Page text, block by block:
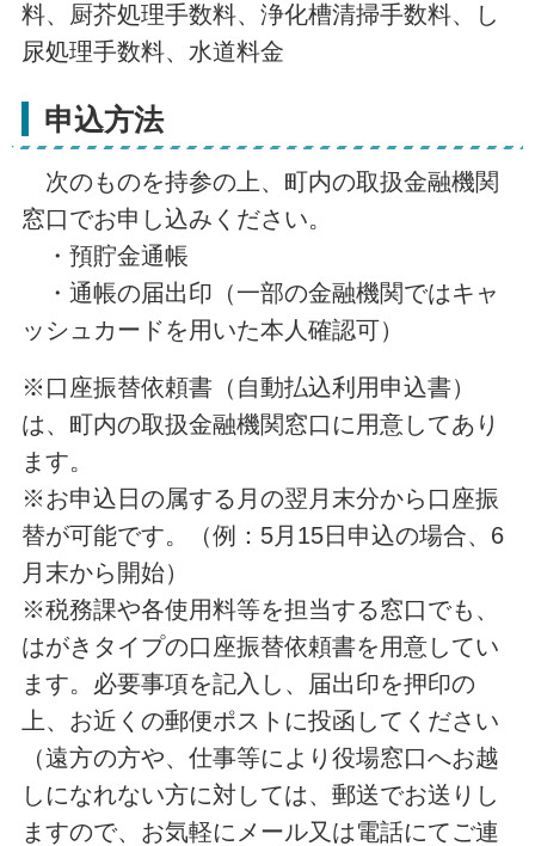
料、厨芥処理手数料、浄化槽清掃手数料、し
尿処理手数料、水道料金
申込方法
次のものを持参の上、町内の取扱金融機関
窓口でお申し込みください。
・預貯金通帳
・通帳の届出印（一部の金融機関ではキャ
ッシュカードを用いた本人確認可）
※口座振替依頼書（自動払込利用申込書）
は、町内の取扱金融機関窓口に用意してあり
ます。
※お申込日の属する月の翌月末分から口座振
替が可能です。（例：5月15日申込の場合、6
月末から開始）
※税務課や各使用料等を担当する窓口でも、
はがきタイプの口座振替依頼書を用意してい
ます。必要事項を記入し、届出印を押印の
上、お近くの郵便ポストに投函してください
（遠方の方や、仕事等により役場窓口へお越
しになれない方に対しては、郵送でお送りし
ますので、お気軽にメール又は電話にてご連